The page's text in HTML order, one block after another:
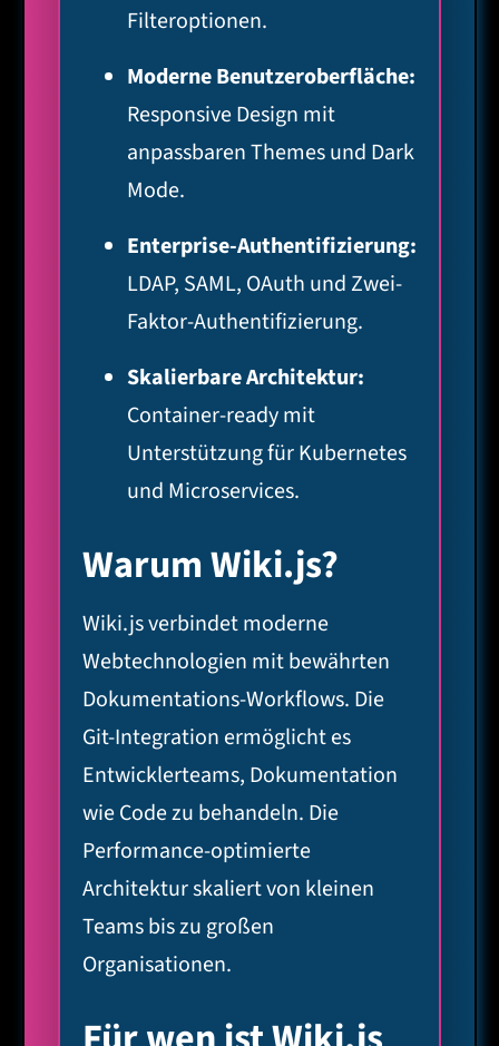
Filteroptionen.
Moderne Benutzeroberfläche:
Responsive Design mit
anpassbaren Themes und Dark
Mode.
Enterprise-Authentifizierung:
LDAP, SAML, OAuth und Zwei-
Faktor-Authentifizierung.
Skalierbare Architektur:
Container-ready mit
Unterstützung für Kubernetes
und Microservices.
Warum Wiki.js?
Wiki.js verbindet moderne
Webtechnologien mit bewährten
Dokumentations-Workflows. Die
Git-Integration ermöglicht es
Entwicklerteams, Dokumentation
wie Code zu behandeln. Die
Performance-optimierte
Architektur skaliert von kleinen
Teams bis zu großen
Organisationen.